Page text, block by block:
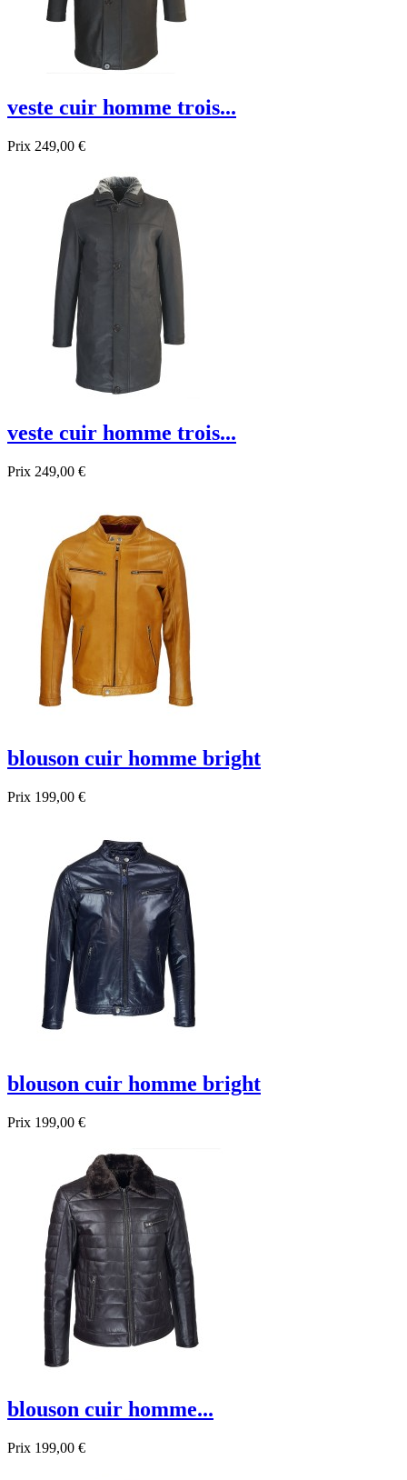
veste cuir homme trois...
Prix 249,00 €
veste cuir homme trois...
Prix 249,00 €
blouson cuir homme bright
Prix 199,00 €
blouson cuir homme bright
Prix 199,00 €
blouson cuir homme...
Prix 199,00 €